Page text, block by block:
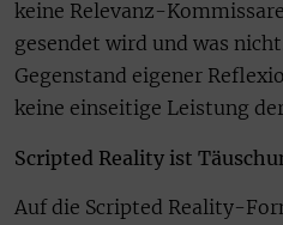
keine Relevanz-
gesendet wird und was
Gegenstand eigener
keine einseitige Leistung
Scripted Reality ist
Auf die Scripted Reality-